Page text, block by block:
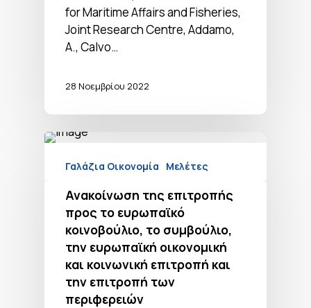
for Maritime Affairs and Fisheries,
Joint Research Centre, Addamo,
A., Calvo…
28 Νοεμβρίου 2022
Γαλάζια Οικονομία Μελέτες
Ανακοίνωση της επιτροπής
προς το ευρωπαϊκό
κοινοβούλιο, το συμβούλιο,
την ευρωπαϊκή οικονομική
και κοινωνική επιτροπή και
την επιτροπή των
περιφερειών